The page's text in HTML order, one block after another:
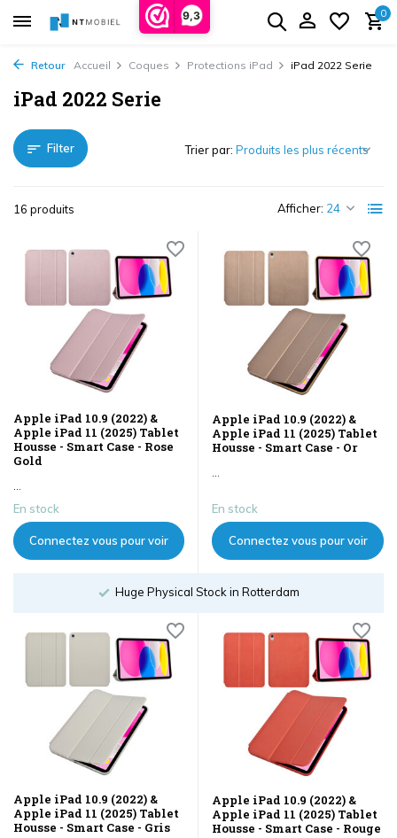
9,3 0
Retour Accueil Coques Protections iPad iPad 2022 Serie
iPad 2022 Serie
Filter
16 produits Afficher:
Trier par:
Apple iPad 10.9 (2022) &
Apple iPad 11 (2025) Tablet
Housse - Smart Case - Rose
Gold
En stock
Connectez vous pour voir
Apple iPad 10.9 (2022) &
Apple iPad 11 (2025) Tablet
Housse - Smart Case - Or
En stock
Connectez vous pour voir
Order until 18:00
Apple iPad 10.9 (2022) &
Apple iPad 11 (2025) Tablet
Housse - Smart Case - Gris
Apple iPad 10.9 (2022) &
Apple iPad 11 (2025) Tablet
Housse - Smart Case - Rouge